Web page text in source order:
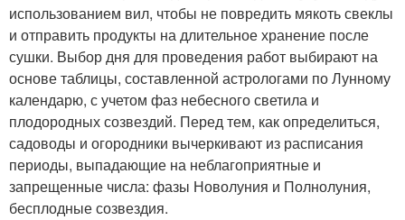
использованием вил, чтобы не повредить мякоть свеклы
и отправить продукты на длительное хранение после
сушки. Выбор дня для проведения работ выбирают на
основе таблицы, составленной астрологами по Лунному
календарю, с учетом фаз небесного светила и
плодородных созвездий. Перед тем, как определиться,
садоводы и огородники вычеркивают из расписания
периоды, выпадающие на неблагоприятные и
запрещенные числа: фазы Новолуния и Полнолуния,
бесплодные созвездия.